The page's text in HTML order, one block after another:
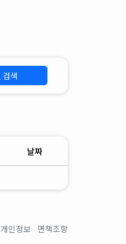
검색
날짜
개인정보 면책조항